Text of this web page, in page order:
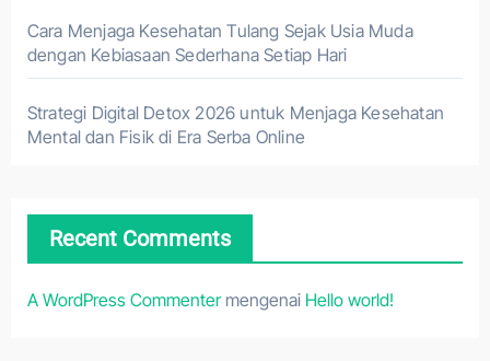
Cara Menjaga Kesehatan Tulang Sejak Usia Muda
dengan Kebiasaan Sederhana Setiap Hari
Strategi Digital Detox 2026 untuk Menjaga Kesehatan
Mental dan Fisik di Era Serba Online
Recent Comments
A WordPress Commentermengenai Hello world!